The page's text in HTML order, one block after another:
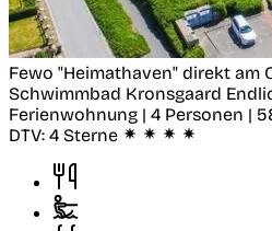
Fewo "Heimathaven" direkt am
Schwimmbad Kronsgaard
Ferienwohnung | 4 Personen |
DTV: 4 Sterne